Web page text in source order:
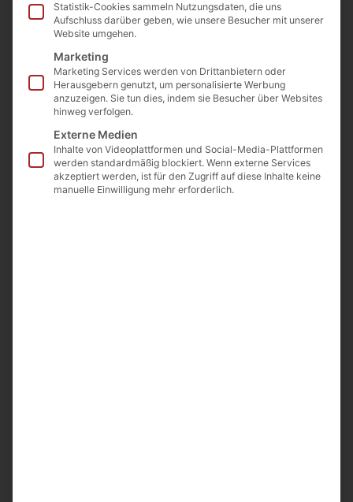
Gegrilltes Gemüse Artfood 700g.
Art. Nr.: GG-4
4,50€ inkl. MwSt.
Enthält 7% MwSt. 7 % DE
6,43€
/ 1 kg)
zzgl.Versand
Nicht vorrätig
In die Wunschliste
Statistik-Cookies sammeln Nutzungsdaten, die uns
Aufschluss darüber geben, wie unsere Besucher mit unserer
Website umgehen.
Marketing
Marketing Services werden von Drittanbietern oder
Herausgebern genutzt, um personalisierte Werbung
anzuzeigen. Sie tun dies, indem sie Besucher über Websites
hinweg verfolgen.
Externe Medien
Inhalte von Videoplattformen und Social-Media-Plattformen
werden standardmäßig blockiert. Wenn externe Services
akzeptiert werden, ist für den Zugriff auf diese Inhalte keine
manuelle Einwilligung mehr erforderlich.